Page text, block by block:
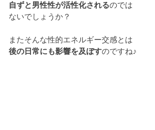
自ずと男性性が活性化されるのでは
ないでしょうか？
またそんな性的エネルギー交感とは
後の日常にも影響を及ぼすのですね♪